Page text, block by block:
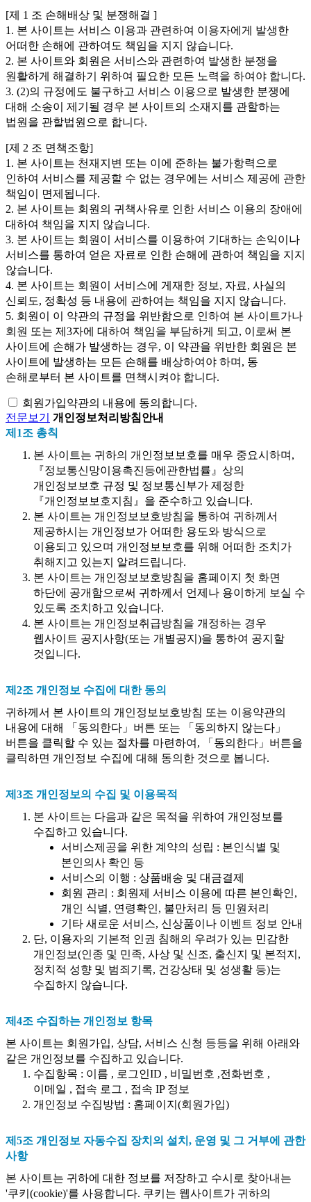
[제 1 조 손해배상 및 분쟁해결 ]
1. 본 사이트는 서비스 이용과 관련하여 이용자에게 발생한
어떠한 손해에 관하여도 책임을 지지 않습니다.
2. 본 사이트와 회원은 서비스와 관련하여 발생한 분쟁을
원활하게 해결하기 위하여 필요한 모든 노력을 하여야 합니다.
3. (2)의 규정에도 불구하고 서비스 이용으로 발생한 분쟁에
대해 소송이 제기될 경우 본 사이트의 소재지를 관할하는
법원을 관할법원으로 합니다.
[제 2 조 면책조항]
1. 본 사이트는 천재지변 또는 이에 준하는 불가항력으로
인하여 서비스를 제공할 수 없는 경우에는 서비스 제공에 관한
책임이 면제됩니다.
2. 본 사이트는 회원의 귀책사유로 인한 서비스 이용의 장애에
대하여 책임을 지지 않습니다.
3. 본 사이트는 회원이 서비스를 이용하여 기대하는 손익이나
서비스를 통하여 얻은 자료로 인한 손해에 관하여 책임을 지지
않습니다.
4. 본 사이트는 회원이 서비스에 게재한 정보, 자료, 사실의
신뢰도, 정확성 등 내용에 관하여는 책임을 지지 않습니다.
5. 회원이 이 약관의 규정을 위반함으로 인하여 본 사이트가나
회원 또는 제3자에 대하여 책임을 부담하게 되고, 이로써 본
사이트에 손해가 발생하는 경우, 이 약관을 위반한 회원은 본
사이트에 발생하는 모든 손해를 배상하여야 하며, 동
손해로부터 본 사이트를 면책시켜야 합니다.
회원가입약관의 내용에 동의합니다.
전문보기
개인정보처리방침안내
제1조 총칙
본 사이트는 귀하의 개인정보보호를 매우 중요시하며,
『정보통신망이용촉진등에관한법률』상의
개인정보보호 규정 및 정보통신부가 제정한
『개인정보보호지침』을 준수하고 있습니다.
본 사이트는 개인정보보호방침을 통하여 귀하께서
제공하시는 개인정보가 어떠한 용도와 방식으로
이용되고 있으며 개인정보보호를 위해 어떠한 조치가
취해지고 있는지 알려드립니다.
본 사이트는 개인정보보호방침을 홈페이지 첫 화면
하단에 공개함으로써 귀하께서 언제나 용이하게 보실 수
있도록 조치하고 있습니다.
본 사이트는 개인정보취급방침을 개정하는 경우
웹사이트 공지사항(또는 개별공지)을 통하여 공지할
것입니다.
제2조 개인정보 수집에 대한 동의
귀하께서 본 사이트의 개인정보보호방침 또는 이용약관의
내용에 대해 「동의한다」버튼 또는 「동의하지 않는다」
버튼을 클릭할 수 있는 절차를 마련하여, 「동의한다」버튼을
클릭하면 개인정보 수집에 대해 동의한 것으로 봅니다.
제3조 개인정보의 수집 및 이용목적
본 사이트는 다음과 같은 목적을 위하여 개인정보를
수집하고 있습니다.
서비스제공을 위한 계약의 성립 : 본인식별 및
본인의사 확인 등
서비스의 이행 : 상품배송 및 대금결제
회원 관리 : 회원제 서비스 이용에 따른 본인확인,
개인 식별, 연령확인, 불만처리 등 민원처리
기타 새로운 서비스, 신상품이나 이벤트 정보 안내
단, 이용자의 기본적 인권 침해의 우려가 있는 민감한
개인정보(인종 및 민족, 사상 및 신조, 출신지 및 본적지,
정치적 성향 및 범죄기록, 건강상태 및 성생활 등)는
수집하지 않습니다.
제4조 수집하는 개인정보 항목
본 사이트는 회원가입, 상담, 서비스 신청 등등을 위해 아래와
같은 개인정보를 수집하고 있습니다.
수집항목 : 이름 , 로그인ID , 비밀번호 ,전화번호 ,
이메일 , 접속 로그 , 접속 IP 정보
개인정보 수집방법 : 홈페이지(회원가입)
제5조 개인정보 자동수집 장치의 설치, 운영 및 그 거부에 관한
사항
본 사이트는 귀하에 대한 정보를 저장하고 수시로 찾아내는
'쿠키(cookie)'를 사용합니다. 쿠키는 웹사이트가 귀하의